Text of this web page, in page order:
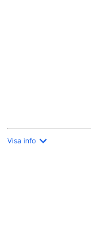
Visa info